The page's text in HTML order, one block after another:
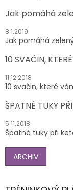
Jak pomáhá
8.1.2019
Jak pomáhá
10 SVAČIN,
11.12.2018
10 svačin, které
ŠPATNÉ TUKY
5.11.2018
Špatné tuky při
ARCHIV